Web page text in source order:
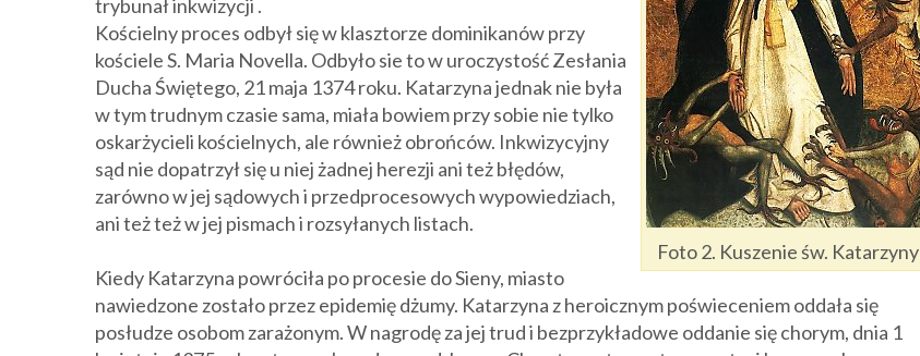
Foto 2. Kuszenie św. Katarzyny
trybunał inkwizycji .
Kościelny proces odbył się w klasztorze dominikanów przy
kościele S. Maria Novella. Odbyło sie to w uroczystość Zesłania
Ducha Świętego, 21 maja 1374 roku. Katarzyna jednak nie była
w tym trudnym czasie sama, miała bowiem przy sobie nie tylko
oskarżycieli kościelnych, ale również obrońców. Inkwizycyjny
sąd nie dopatrzył się u niej żadnej herezji ani też błędów,
zarówno w jej sądowych i przedprocesowych wypowiedziach,
ani też też w jej pismach i rozsyłanych listach.
Kiedy Katarzyna powróciła po procesie do Sieny, miasto
nawiedzone zostało przez epidemię dżumy. Katarzyna z heroicznym poświeceniem oddała się
posłudze osobom zarażonym. W nagrodę za jej trud i bezprzykładowe oddanie się chorym, dnia 1